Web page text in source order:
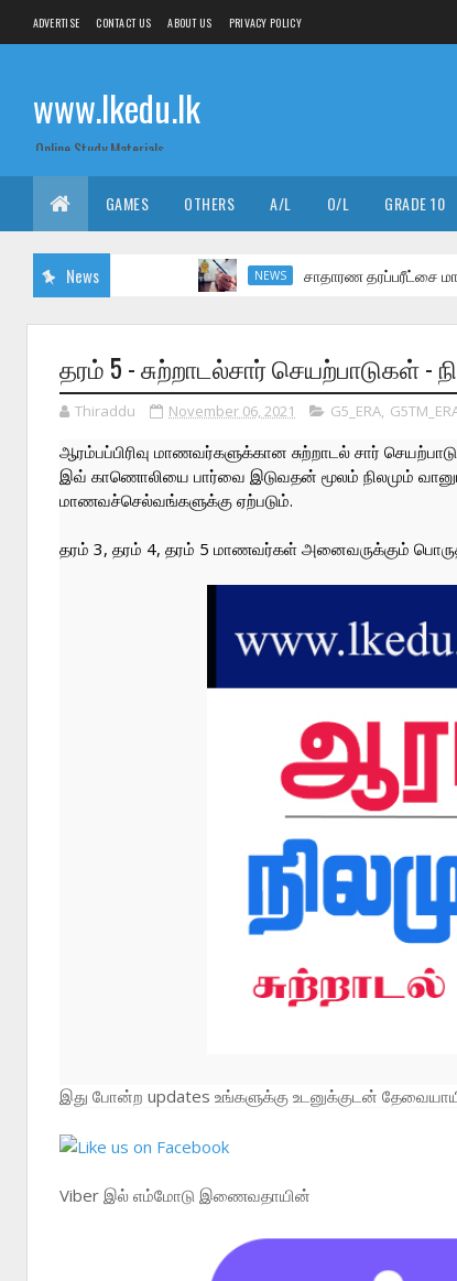
ADVERTISE CONTACT US ABOUT US PRIVACY POLICY
www.lkedu.lk
Online Study Materials
GAMES OTHERS A/L O/L GRADE 10
News NEWS சாதாரண தரப்பரீட்சை மார்ச்
தரம் 5 - சுற்றாடல்சார் செயற்பாடுகள் -
Thiraddu November 06, 2021 G5_ERA,
ஆரம்பப்பிரிவு மாணவர்களுக்கான சுற்றாடல் சார்
இவ் காணொலியை பார்வை இடுவதன் மூலம் நிலமும்
மாணவச்செல்வங்களுக்கு ஏற்படும்.
தரம் 3, தரம் 4, தரம் 5 மாணவர்கள் அனைவருக்கும்
இது போன்ற updates உங்களுக்கு உடனுக்குடன்
Viber இல் எம்மோடு இணைவதாயின்